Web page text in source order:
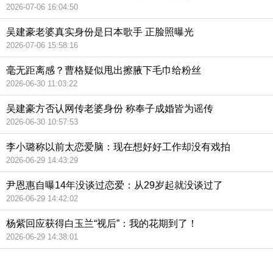
2026-07-06 16:04:50
吴建豪老婆真实身份是日本歌手 正脸照曝光
2026-07-06 15:58:16
毫无距离感？曹格疑似甩出擦腋下毛巾给粉丝
2026-06-30 11:03:22
吴建豪方否认网传老婆身份 称奉子成婚皆为谣传
2026-06-30 10:57:53
李小璐称以前太恋爱脑：现在想好好工作却没有戏拍
2026-06-29 14:43:29
尹恩惠自曝14年没谈过恋爱：从29岁起就没谈过了
2026-06-29 14:42:02
杨紫回应获得白玉兰“视后”：我的花期到了！
2026-06-29 14:38:01